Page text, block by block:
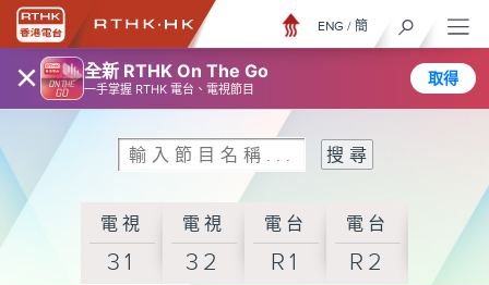
× 全新 RTHK On The Go
一手掌握 RTHK 電台、電視節目
取得
ENG / 簡
電視
31
電視
32
電台
R1
電台
R2